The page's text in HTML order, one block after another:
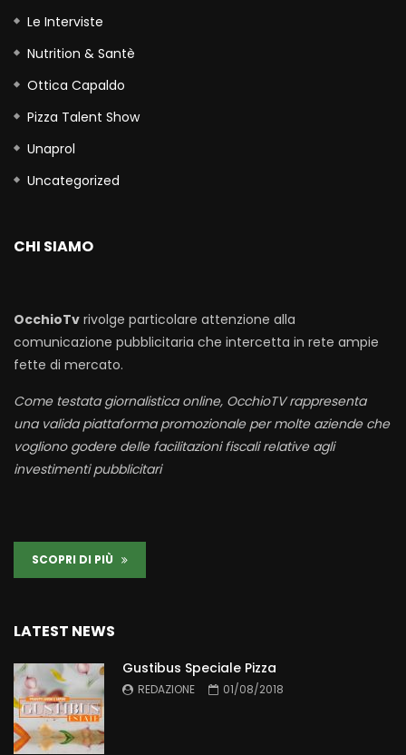
Le Interviste
Nutrition & Santè
Ottica Capaldo
Pizza Talent Show
Unaprol
Uncategorized
CHI SIAMO
OcchioTv rivolge particolare attenzione alla
comunicazione pubblicitaria che intercetta in rete ampie
fette di mercato.
Come testata giornalistica online, OcchioTV rappresenta
una valida piattaforma promozionale per molte aziende che
vogliono godere delle facilitazioni fiscali relative agli
investimenti pubblicitari
SCOPRI DI PIÙ
LATEST NEWS
Gustibus Speciale Pizza
REDAZIONE 01/08/2018